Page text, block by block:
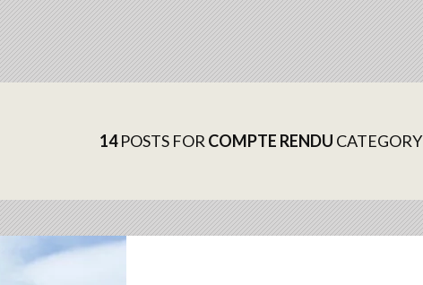
14POSTS FOR COMPTE RENDU CATEGORY